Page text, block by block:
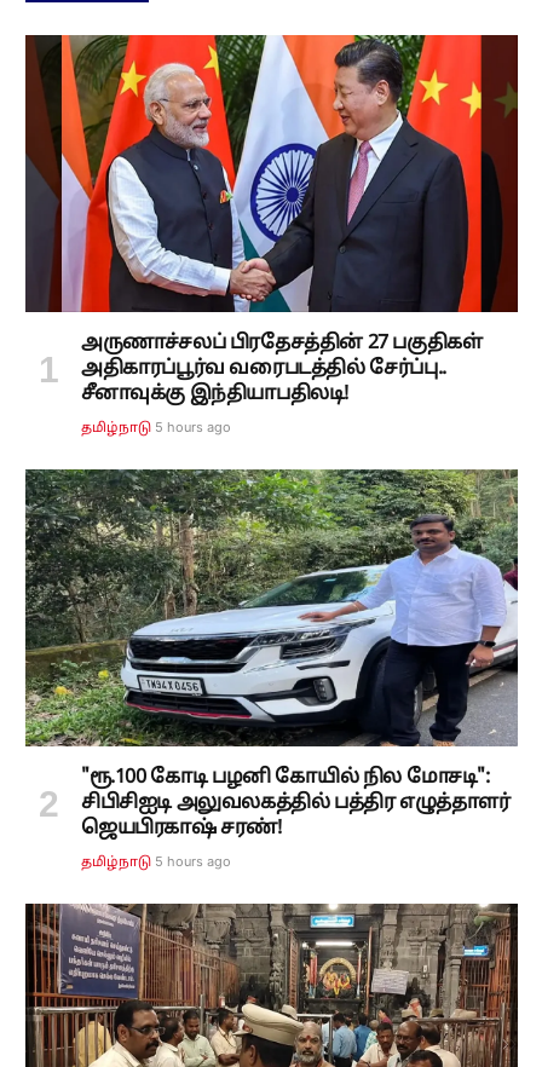
அருணாச்சலப் பிரதேசத்தின் 27 பகுதிகள்
அதிகாரப்பூர்வ வரைபடத்தில் சேர்ப்பு..
சீனாவுக்கு இந்தியாபதிலடி!
தமிழ்நாடு 5 hours ago
"ரூ.100 கோடி பழனி கோயில் நில மோசடி":
சிபிசிஐடி அலுவலகத்தில் பத்திர எழுத்தாளர்
ஜெயபிரகாஷ் சரண்!
தமிழ்நாடு 5 hours ago